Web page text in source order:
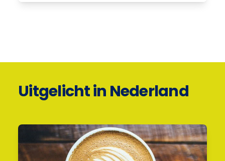
Uitgelicht in Nederland